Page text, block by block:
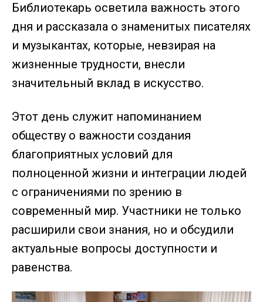
Библиотекарь осветила важность этого
дня и рассказала о знаменитых писателях
и музыкантах, которые, невзирая на
жизненные трудности, внесли
значительный вклад в искусство.
Этот день служит напоминанием
обществу о важности создания
благоприятных условий для
полноценной жизни и интеграции людей
с ограничениями по зрению в
современный мир. Участники не только
расширили свои знания, но и обсудили
актуальные вопросы доступности и
равенства.